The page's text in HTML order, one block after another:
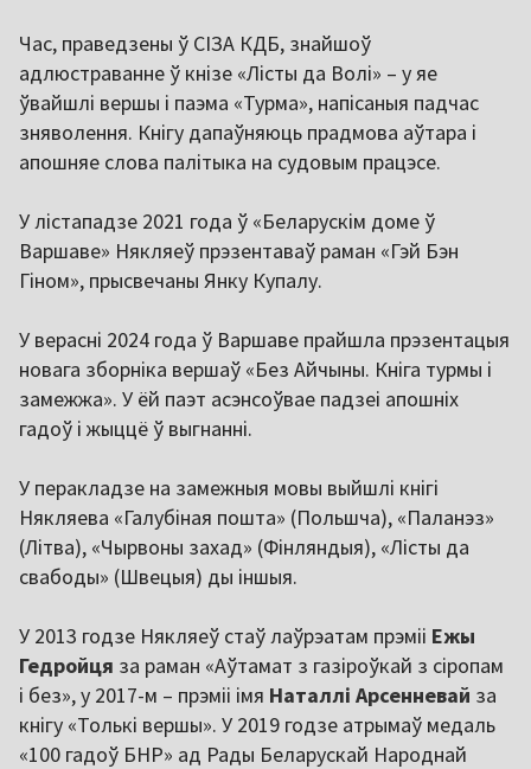
Час, праведзены ў СІЗА КДБ, знайшоў
адлюстраванне ў кнізе «Лісты да Волі» – у яе
ўвайшлі вершы і паэма «Турма», напісаныя падчас
зняволення. Кнігу дапаўняюць прадмова аўтара і
апошняе слова палітыка на судовым працэсе.
У лістападзе 2021 года ў «Беларускім доме ў
Варшаве» Някляеў прэзентаваў раман «Гэй Бэн
Гіном», прысвечаны Янку Купалу.
У верасні 2024 года ў Варшаве прайшла прэзентацыя
новага зборніка вершаў «Без Айчыны. Кніга турмы і
замежжа». У ёй паэт асэнсоўвае падзеі апошніх
гадоў і жыццё ў выгнанні.
У перакладзе на замежныя мовы выйшлі кнігі
Някляева «Галубіная пошта» (Польшча), «Паланэз»
(Літва), «Чырвоны захад» (Фінляндыя), «Лісты да
свабоды» (Швецыя) ды іншыя.
У 2013 годзе Някляеў стаў лаўрэатам прэміі Ежы
Гедройця за раман «Аўтамат з газіроўкай з сіропам
і без», у 2017-м – прэміі імя Наталлі Арсенневай за
кнігу «Толькі вершы». У 2019 годзе атрымаў медаль
«100 гадоў БНР» ад Рады Беларускай Народнай